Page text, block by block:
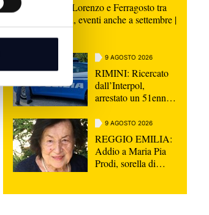
CERVIA: San Lorenzo e Ferragosto tra
musica e fuochi, eventi anche a settembre |
9 AGOSTO 2026
RIMINI: Ricercato
dall’Interpol,
arrestato un 51enne
9 AGOSTO 2026
REGGIO EMILIA:
Addio a Maria Pia
Prodi, sorella di